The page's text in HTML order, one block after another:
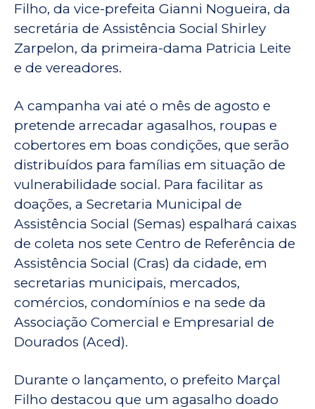
Filho, da vice-prefeita Gianni Nogueira, da
secretária de Assistência Social Shirley
Zarpelon, da primeira-dama Patricia Leite
e de vereadores.
A campanha vai até o mês de agosto e
pretende arrecadar agasalhos, roupas e
cobertores em boas condições, que serão
distribuídos para famílias em situação de
vulnerabilidade social. Para facilitar as
doações, a Secretaria Municipal de
Assistência Social (Semas) espalhará caixas
de coleta nos sete Centro de Referência de
Assistência Social (Cras) da cidade, em
secretarias municipais, mercados,
comércios, condomínios e na sede da
Associação Comercial e Empresarial de
Dourados (Aced).
Durante o lançamento, o prefeito Marçal
Filho destacou que um agasalho doado